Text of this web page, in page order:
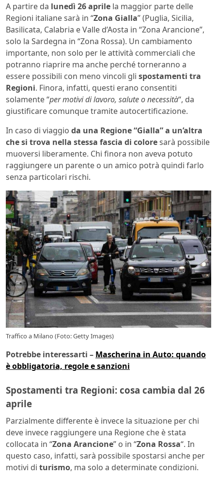
A partire da lunedì 26 aprile la maggior parte delle
Regioni italiane sarà in “Zona Gialla” (Puglia, Sicilia,
Basilicata, Calabria e Valle d’Aosta in “Zona Arancione”,
solo la Sardegna in “Zona Rossa). Un cambiamento
importante, non solo per le attività commerciali che
potranno riaprire ma anche perché torneranno a
essere possibili con meno vincoli gli spostamenti tra
Regioni. Finora, infatti, questi erano consentiti
solamente “per motivi di lavoro, salute o necessità“, da
giustificare comunque tramite autocertificazione.
In caso di viaggio da una Regione “Gialla” a un’altra
che si trova nella stessa fascia di coloresarà possibile
muoversi liberamente. Chi finora non aveva potuto
raggiungere un parente o un amico potrà quindi farlo
senza particolari rischi.
Traffico a Milano (Foto: Getty Images)
Potrebbe interessarti – Mascherina in Auto: quando
è obbligatoria, regole e sanzioni
Spostamenti tra Regioni: cosa cambia dal 26
aprile
Parzialmente differente è invece la situazione per chi
deve invece raggiungere una Regione che è stata
collocata in “Zona Arancione” o in “Zona Rossa“. In
questo caso, infatti, sarà possibile spostarsi anche per
motivi di turismo, ma solo a determinate condizioni.